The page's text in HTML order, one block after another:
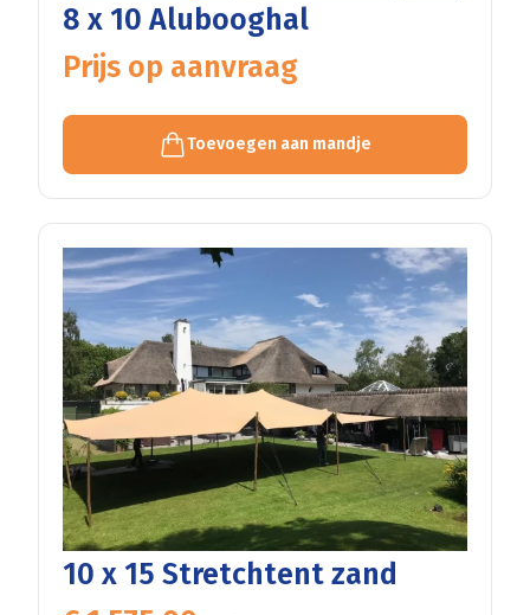
8 x 10 Alubooghal
Prijs op aanvraag
Toevoegen aan mandje
10 x 15 Stretchtent zand